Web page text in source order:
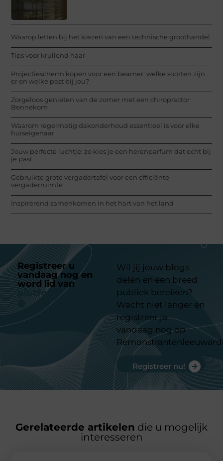
Waarop letten bij het kiezen van een technische groothandel
Tips voor krullend haar
Projectiescherm kopen voor een beamer: welke soorten zijn
er en welke past bij jou?
Zorgeloos genieten van de zomer met een chiropractor
Bennekom
Waarom regelmatig dakonderhoud essentieel is voor elke
huiseigenaar
Jouw perfecte luchtje: zo kies je een herenparfum dat echt bij
je past
Gebruikte grote vergadertafel voor een efficiënte
vergaderruimte
Inspirerend samenkomen in het hart van het land
Registreer u
vandaag nog en
word lid van
platform
Wil jij jouw blogs
delen en een breed
publiek bereiken?
Wacht niet langer en
registreer je
vandaag nog op
Registreer nu!
Gerelateerde artikelen die u mogelijk
interesseren